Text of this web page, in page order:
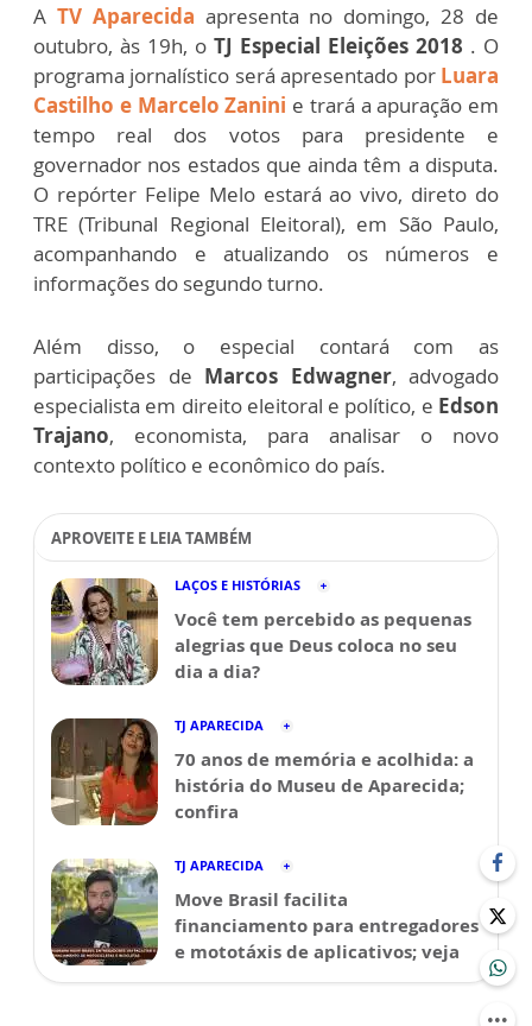
A TV Aparecida apresenta no domingo, 28 de
outubro, às 19h, o TJ Especial Eleições 2018 . O
programa jornalístico será apresentado por Luara
Castilho e Marcelo Zanini e trará a apuração em
tempo real dos votos para presidente e
governador nos estados que ainda têm a disputa.
O repórter Felipe Melo estará ao vivo, direto do
TRE (Tribunal Regional Eleitoral), em São Paulo,
acompanhando e atualizando os números e
informações do segundo turno.
Além disso, o especial contará com as
participações de Marcos Edwagner, advogado
especialista em direito eleitoral e político, e Edson
Trajano, economista, para analisar o novo
contexto político e econômico do país.
APROVEITE E LEIA TAMBÉM
LAÇOS E HISTÓRIAS
Você tem percebido as pequenas
alegrias que Deus coloca no seu
dia a dia?
TJ APARECIDA
70 anos de memória e acolhida: a
história do Museu de Aparecida;
confira
TJ APARECIDA
Move Brasil facilita
financiamento para entregadores
e mototáxis de aplicativos; veja